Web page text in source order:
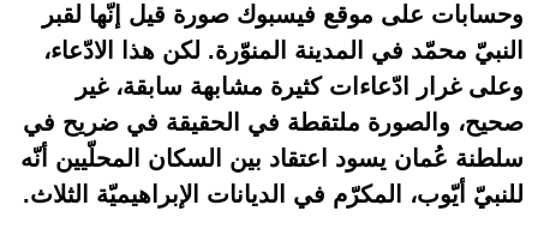
وحسابات على موقع فيسبوك صورة قيل إنّها لقبر
النبيّ محمّد في المدينة المنوّرة. لكن هذا الادّعاء،
وعلى غرار ادّعاءات كثيرة مشابهة سابقة، غير
صحيح، والصورة ملتقطة في الحقيقة في ضريح في
سلطنة عُمان يسود اعتقاد بين السكان المحلّيين أنّه
للنبيّ أيّوب، المكرّم في الديانات الإبراهيميّة الثلاث.